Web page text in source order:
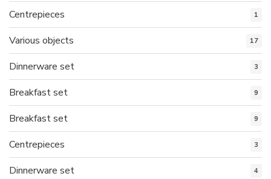
Centrepieces 1
Various objects 17
Dinnerware set 3
Breakfast set 9
Breakfast set 9
Centrepieces 3
Dinnerware set 4